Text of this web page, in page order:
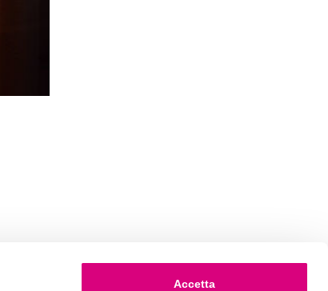
Accetta